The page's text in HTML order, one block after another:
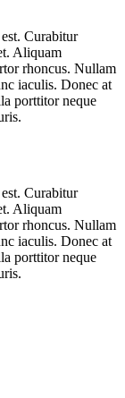
Curabitur
Aliquam
rhoncus. Nullam
iaculis. Donec at
porttitor neque
Curabitur
Aliquam
rhoncus. Nullam
iaculis. Donec at
porttitor neque